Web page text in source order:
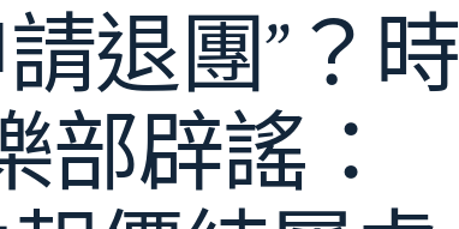
退團”？時
部辟謠：